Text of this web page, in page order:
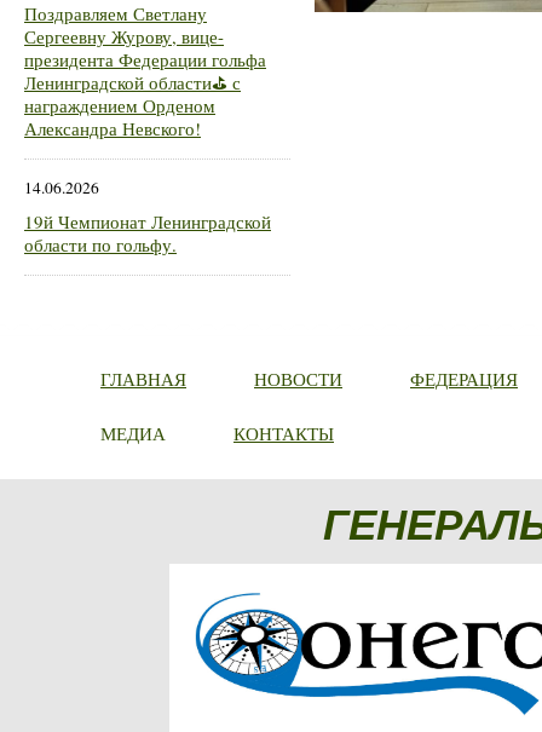
Поздравляем Светлану
Сергеевну Журову, вице-
президента Федерации гольфа
Ленинградской области⛳ с
награждением Орденом
Александра Невского!
14.06.2026
19й Чемпионат Ленинградской
области по гольфу.
ГЛАВНАЯ НОВОСТИ ФЕДЕРАЦИЯ
МЕДИА КОНТАКТЫ